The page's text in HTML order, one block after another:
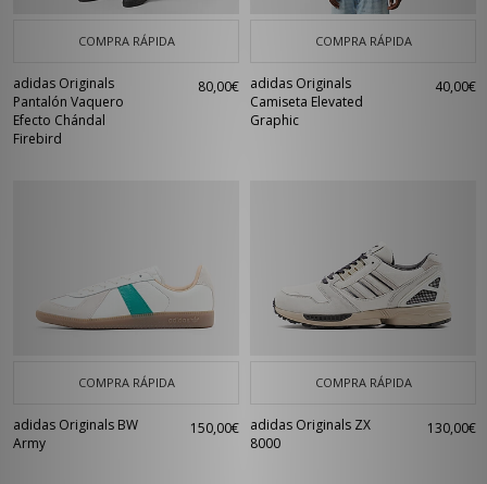
COMPRA RÁPIDA
adidas Originals
Pantalón Vaquero
Efecto Chándal
Firebird
80,00€
COMPRA RÁPIDA
adidas Originals
Camiseta Elevated
Graphic
40,00€
COMPRA RÁPIDA
adidas Originals BW
Army
150,00€
COMPRA RÁPIDA
adidas Originals ZX
8000
130,00€